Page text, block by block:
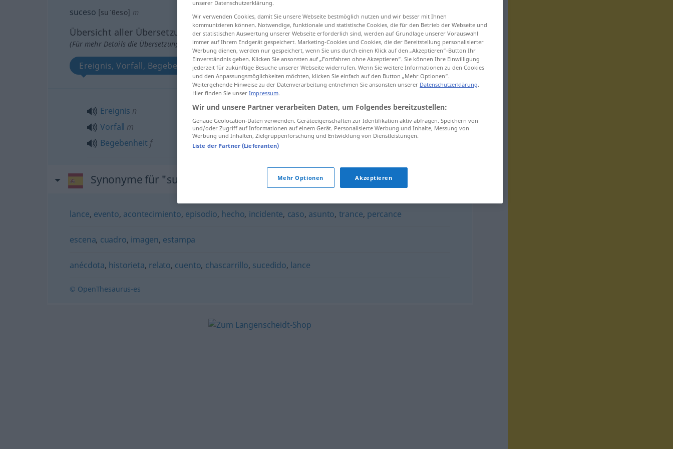
suceso [suˈθeso] m
Übersicht aller Übersetzungen
(Für mehr Details die Übersetzung anklicken/antippen)
Ereignis, Vorfall, Begebenheit
Ereignis n
Vorfall m
Begebenheit f
suceso
Synonyme für "suceso"
lance, evento, acontecimiento, episodio, hecho, incidente, caso, asunto, trance, percance
escena, cuadro, imagen, estampa
anécdota, historieta, relato, cuento, chascarrillo, sucedido, lance
© OpenThesaurus-es
unserer Datenschutzerklärung.
Wir verwenden Cookies, damit Sie unsere Webseite bestmöglich nutzen und wir besser mit Ihnen
kommunizieren können. Notwendige, funktionale und statistische Cookies, die für den Betrieb der Webseite und
der statistischen Auswertung unserer Webseite erforderlich sind, werden auf Grundlage unserer Vorauswahl
immer auf Ihrem Endgerät gespeichert. Marketing-Cookies und Cookies, die der Bereitstellung personalisierter
Werbung dienen, werden nur gespeichert, wenn Sie uns durch einen Klick auf den „Akzeptieren“-Button Ihr
Einverständnis geben. Klicken Sie ansonsten auf „Fortfahren ohne Akzeptieren“. Sie können Ihre Einwilligung
jederzeit für zukünftige Besuche unserer Webseite widerrufen. Wenn Sie weitere Informationen zu den Cookies
und den Anpassungsmöglichkeiten möchten, klicken Sie einfach auf den Button „Mehr Optionen“.
Weitergehende Hinweise zu der Datenverarbeitung entnehmen Sie ansonsten unserer Datenschutzerklärung.
Hier finden Sie unser Impressum.
Wir und unsere Partner verarbeiten Daten, um Folgendes bereitzustellen:
Genaue Geolocation-Daten verwenden. Geräteeigenschaften zur Identifikation aktiv abfragen. Speichern von
und/oder Zugriff auf Informationen auf einem Gerät. Personalisierte Werbung und Inhalte, Messung von
Werbung und Inhalten, Zielgruppenforschung und Entwicklung von Dienstleistungen.
Liste der Partner (Lieferanten)
Mehr Optionen Akzeptieren